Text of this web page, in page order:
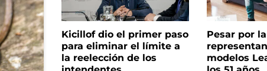
Kicillof dio el primer paso
para eliminar el límite a
la reelección de los
Pesar por
modelos